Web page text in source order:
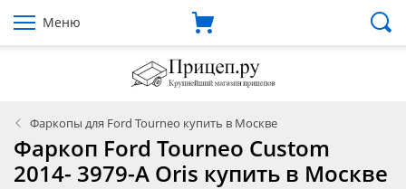
Меню
Фаркопы для Ford Tourneo купить в Москве
Фаркоп Ford Tourneo Custom
2014- 3979-A Oris купить в Москве